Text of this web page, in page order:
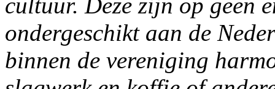
ondergeschikt aan de
binnen de vereniging